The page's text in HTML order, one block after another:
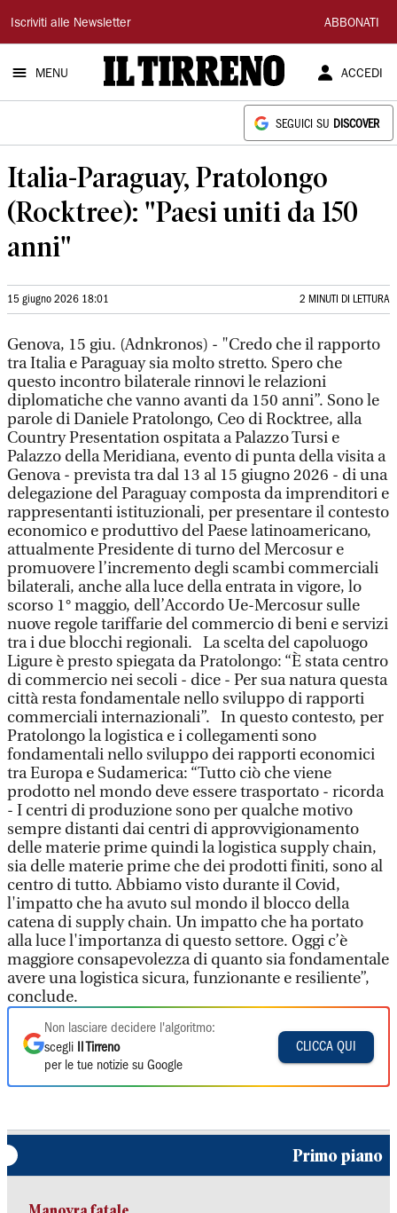
Il
Tirreno
Iscriviti alle Newsletter ABBONATI
MENU ACCEDI
SEGUICI SU DISCOVER
Italia-Paraguay, Pratolongo
(Rocktree): "Paesi uniti da 150
anni"
15 giugno 2026 18:01 2 MINUTI DI LETTURA
Genova, 15 giu. (Adnkronos) - "Credo che il rapporto
tra Italia e Paraguay sia molto stretto. Spero che
questo incontro bilaterale rinnovi le relazioni
diplomatiche che vanno avanti da 150 anni”. Sono le
parole di Daniele Pratolongo, Ceo di Rocktree, alla
Country Presentation ospitata a Palazzo Tursi e
Palazzo della Meridiana, evento di punta della visita a
Genova - prevista tra dal 13 al 15 giugno 2026 - di una
delegazione del Paraguay composta da imprenditori e
rappresentanti istituzionali, per presentare il contesto
economico e produttivo del Paese latinoamericano,
attualmente Presidente di turno del Mercosur e
promuovere l’incremento degli scambi commerciali
bilaterali, anche alla luce della entrata in vigore, lo
scorso 1° maggio, dell’Accordo Ue-Mercosur sulle
nuove regole tariffarie del commercio di beni e servizi
tra i due blocchi regionali. La scelta del capoluogo
Ligure è presto spiegata da Pratolongo: “È stata centro
di commercio nei secoli - dice - Per sua natura questa
città resta fondamentale nello sviluppo di rapporti
commerciali internazionali”. In questo contesto, per
Pratolongo la logistica e i collegamenti sono
fondamentali nello sviluppo dei rapporti economici
tra Europa e Sudamerica: “Tutto ciò che viene
prodotto nel mondo deve essere trasportato - ricorda
- I centri di produzione sono per qualche motivo
sempre distanti dai centri di approvvigionamento
delle materie prime quindi la logistica supply chain,
sia delle materie prime che dei prodotti finiti, sono al
centro di tutto. Abbiamo visto durante il Covid,
l'impatto che ha avuto sul mondo il blocco della
catena di supply chain. Un impatto che ha portato
alla luce l'importanza di questo settore. Oggi c’è
maggiore consapevolezza di quanto sia fondamentale
avere una logistica sicura, funzionante e resiliente”,
conclude.
Non lasciare decidere l'algoritmo:
scegli
Il Tirreno
per le tue notizie su Google
CLICCA QUI
Primo piano